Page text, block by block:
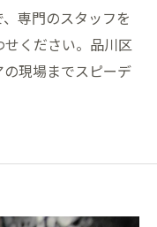
専門のスタッフを
ください。品川区
現場までスピーデ